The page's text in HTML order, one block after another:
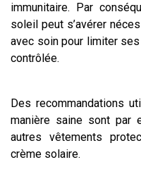
immunitaire. Par
soleil peut s’avérer
avec soin pour limiter
contrôlée.
Des recommandations
manière saine sont par
autres vêtements
crème solaire.